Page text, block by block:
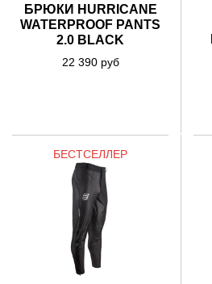
БРЮКИ HURRICANE
WATERPROOF PANTS
2.0 BLACK
22 390 руб
БЕСТСЕЛЛЕР